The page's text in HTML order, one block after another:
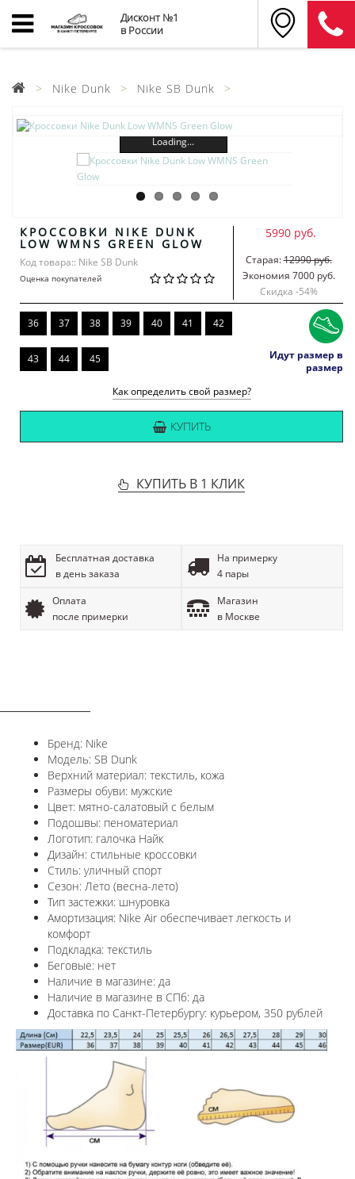
Дисконт №1
в России
Nike Dunk Nike SB Dunk
Loading...
КРОССОВКИ NIKE DUNK
LOW WMNS GREEN GLOW
Код товара:: Nike SB Dunk
Оценка покупателей
5990 руб.
Старая:12990 руб.
Экономия 7000 руб.
Скидка -54%
36 37 38 39 40 41 42
43 44 45
Идут размер в
размер
Как определить свой размер?
КУПИТЬ
КУПИТЬ В 1 КЛИК
Бесплатная доставка
в день заказа
На примерку
4 пары
Оплата
после примерки
Магазин
в Москве
Бренд: Nike
Модель: SB Dunk
Верхний материал: текстиль, кожа
Размеры обуви: мужские
Цвет: мятно-салатовый с белым
Подошвы: пеноматериал
Логотип: галочка Найк
Дизайн: стильные кроссовки
Стиль: уличный спорт
Сезон: Лето (весна-лето)
Тип застежки: шнуровка
Амортизация: Nike Air обеспечивает легкость и
комфорт
Подкладка: текстиль
Беговые: нет
Наличие в магазине: да
Наличие в магазине в СПб: да
Доставка по Санкт-Петербургу: курьером, 350 рублей